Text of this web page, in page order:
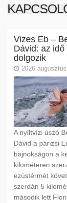
Vizes Eb –
Dávid: az idő
dolgozik
2026
A nyíltvízi úszó
Dávid a párizsi
bajnokságon a
kilométeren
ezüstérmét
szerdán 5
második lett